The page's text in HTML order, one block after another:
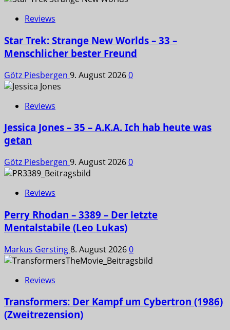
Reviews
Star Trek: Strange New Worlds – 33 –
Menschlicher bester Freund
Götz Piesbergen 9. August 20260
Reviews
Jessica Jones – 35 – A.K.A. Ich hab heute was
getan
Götz Piesbergen 9. August 20260
Reviews
Perry Rhodan – 3389 – Der letzte
Mentalstabile (Leo Lukas)
Markus Gersting8. August 20260
Reviews
Transformers: Der Kampf um Cybertron (1986)
(Zweitrezension)